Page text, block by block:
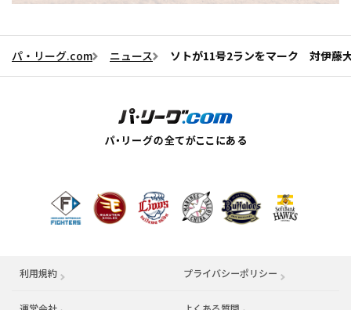
パ・リーグ.com ニュース ソトが11号2ランをマーク 対伊藤
利用規約 プライバシーポリシー